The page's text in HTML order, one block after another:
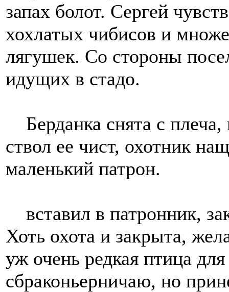
запах болот. Сергей
хохлатых чибисов и
лягушек. Со стороны
идущих в стадо.
Берданка снята с
ствол ее чист, охотник
маленький патрон.
вставил в патронник,
Хоть охота и закрыта,
уж очень редкая птица
сбраконьерничаю, но